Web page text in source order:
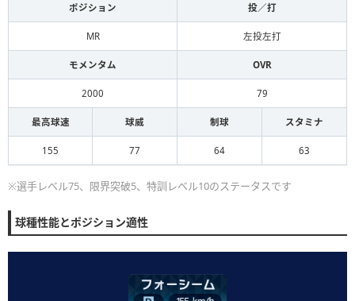
ポジション 投／打
MR 左投左打
モメンタム OVR
2000 79
最高球速 球威 制球 スタミナ
155 77 64 63
※選手レベル75、限界突破5、特訓レベル10のステータスです
球種性能とポジション適性